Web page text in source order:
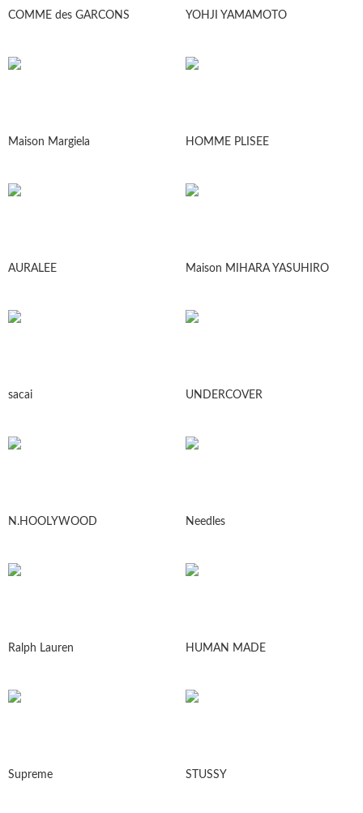
COMME des GARCONS YOHJI YAMAMOTO
Maison Margiela HOMME PLISEE
AURALEE Maison MIHARA YASUHIRO
sacai UNDERCOVER
N.HOOLYWOOD Needles
Ralph Lauren HUMAN MADE
Supreme STUSSY